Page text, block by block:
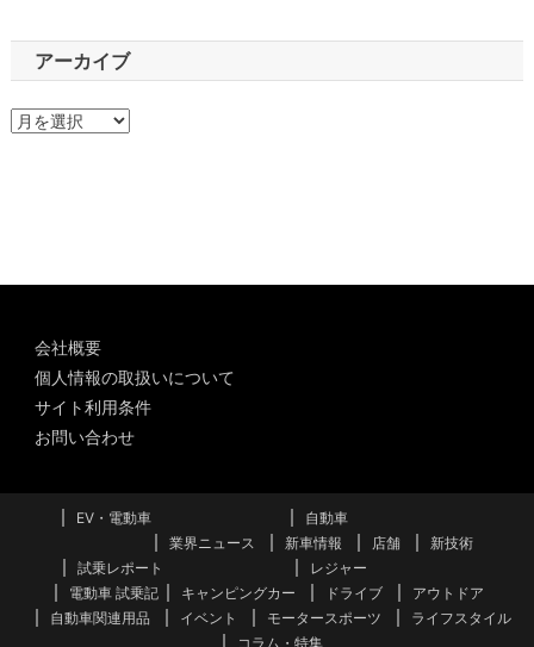
アーカイブ
ア
会社概要
個人情報の取扱いについて
サイト利用条件
お問い合わせ
EV・電動車
自動車
業界ニュース
新車情報 店舗
新技術
試乗レポート
電動車 試乗記
レジャー
キャンピングカー
ドライブ
アウトドア
自動車関連用品
イベント モータースポーツ
ライフスタイル
コラム・特集